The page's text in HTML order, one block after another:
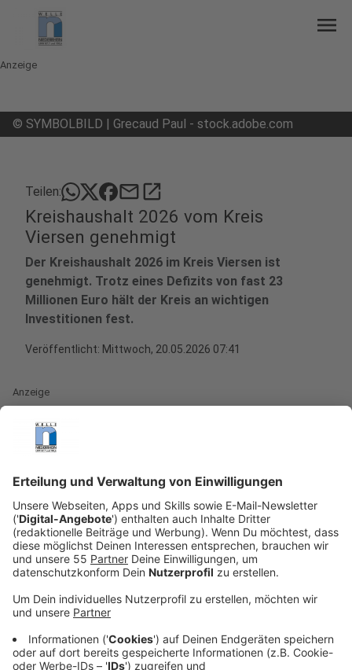
menu
Anzeige
© SYMBOLBILD | Grecaud Paul - stock.adobe.com
Teilen: mailopen_in_new
Kreishaushalt 2026 vom Kreis
Viersen genehmigt
Der Kreishaushalt 2026 im Kreis Viersen ist
genehmigt. Trotz eines Defizits von fast 23
Millionen Euro hält der Kreis an wichtigen
Investitionen fest.
Veröffentlicht: Mittwoch, 20.05.2026 07:41
Anzeige
Kreis Viersen: Haushalt 2026 ist genehmigt
Anzeige
Der Haushalt des Kreises Viersen für 2026 ist
beschlossen und auch von der Bezirksregierung
genehmigt worden. Damit sind die Planungen aus Sicht
und finanziell tragfähig. Die Bezirksregierung prüft bei
auf einer soliden Grundlage steht. Für den Kreis
Viersen bedeutet die Genehmigung jetzt vor allem